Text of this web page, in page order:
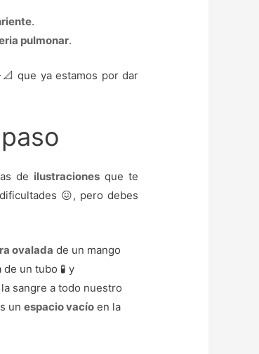
.
pulmonar.
que ya estamos por dar
de ilustraciones que te
😖, pero debes
ovalada de un mango
un tubo 🧪 y
sangre a todo nuestro
unespacio vacío en la